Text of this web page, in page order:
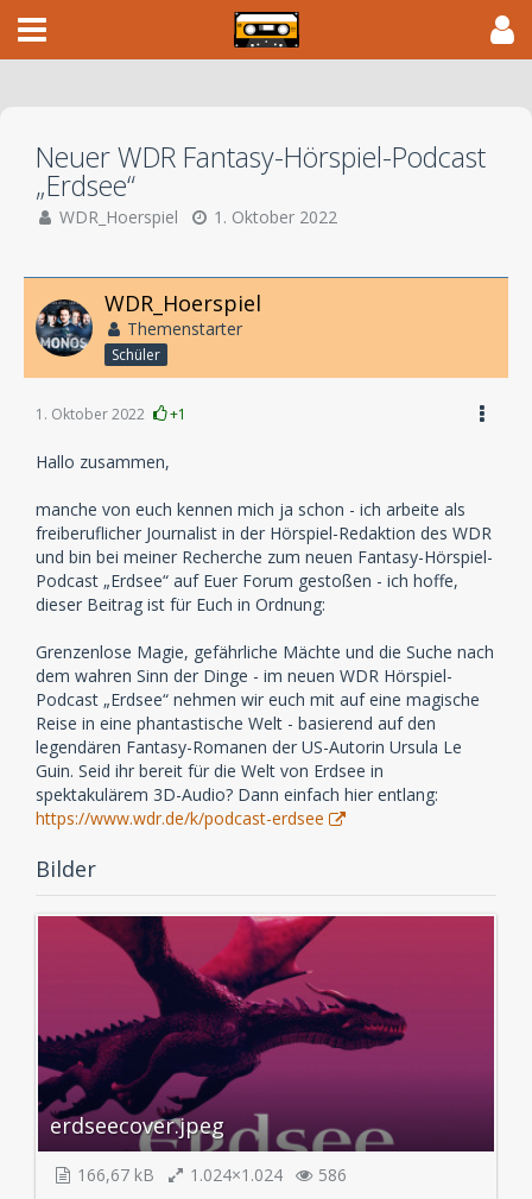
Neuer WDR Fantasy-Hörspiel-Podcast
„Erdsee“​
WDR_Hoerspiel 1. Oktober 2022
WDR_Hoerspiel
Themenstarter
Schüler
1. Oktober 2022 +1
Hallo zusammen,
manche von euch kennen mich ja schon - ich arbeite als
freiberuflicher Journalist in der Hörspiel-Redaktion des WDR
und bin bei meiner Recherche zum neuen Fantasy-Hörspiel-
Podcast „Erdsee“ auf Euer Forum gestoßen - ich hoffe,
dieser Beitrag ist für Euch in Ordnung:
Grenzenlose Magie, gefährliche Mächte und die Suche nach
dem wahren Sinn der Dinge - im neuen WDR Hörspiel-
Podcast „Erdsee“ nehmen wir euch mit auf eine magische
Reise in eine phantastische Welt - basierend auf den
legendären Fantasy-Romanen der US-Autorin Ursula Le
Guin. Seid ihr bereit für die Welt von Erdsee in
spektakulärem 3D-Audio? Dann einfach hier entlang:
https://www.wdr.de/k/podcast-erdsee
Bilder
erdseecover.jpeg
166,67 kB 1.024×1.024 586